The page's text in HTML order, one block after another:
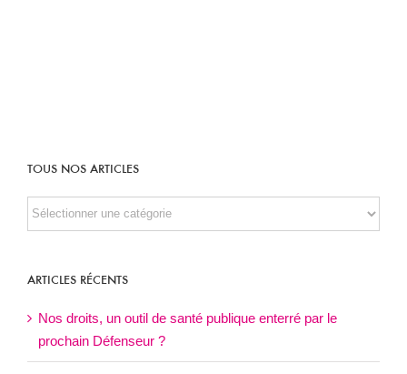
TOUS NOS ARTICLES
TOUS
NOS
ARTICLES RÉCENTS
Nos droits, un outil de santé publique enterré par le
prochain Défenseur ?